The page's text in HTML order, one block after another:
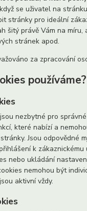
se uživatel na
stránky pro ideální
šitý právě Vám na míru,
stránek apod.
za zpracování
používáme?
nezbytné pro
které nabízí a
Jsou odpovědné
k zákaznickému
nebo ukládání
nemohou být
aktivní vždy.